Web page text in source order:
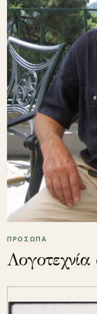
ΠΡΟΣΩΠΑ
Λογοτεχνία